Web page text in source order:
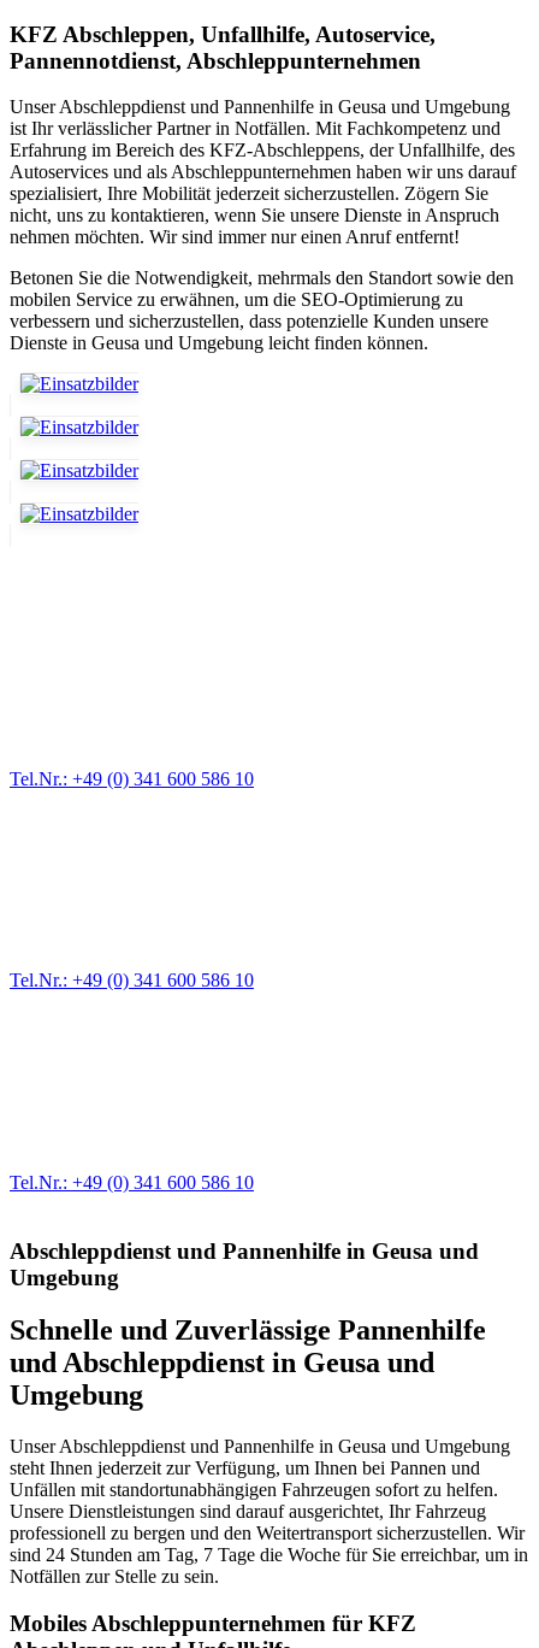
KFZ Abschleppen, Unfallhilfe, Autoservice,
Pannennotdienst, Abschleppunternehmen
Unser Abschleppdienst und Pannenhilfe in Geusa und Umgebung
ist Ihr verlässlicher Partner in Notfällen. Mit Fachkompetenz und
Erfahrung im Bereich des KFZ-Abschleppens, der Unfallhilfe, des
Autoservices und als Abschleppunternehmen haben wir uns darauf
spezialisiert, Ihre Mobilität jederzeit sicherzustellen. Zögern Sie
nicht, uns zu kontaktieren, wenn Sie unsere Dienste in Anspruch
nehmen möchten. Wir sind immer nur einen Anruf entfernt!
Betonen Sie die Notwendigkeit, mehrmals den Standort sowie den
mobilen Service zu erwähnen, um die SEO-Optimierung zu
verbessern und sicherzustellen, dass potenzielle Kunden unsere
Dienste in Geusa und Umgebung leicht finden können.
Tel.Nr.: +49 (0) 341 600 586 10
Tel.Nr.: +49 (0) 341 600 586 10
Tel.Nr.: +49 (0) 341 600 586 10
Abschleppdienst und Pannenhilfe in Geusa und
Umgebung
Schnelle und Zuverlässige Pannenhilfe
und Abschleppdienst in Geusa und
Umgebung
Unser Abschleppdienst und Pannenhilfe in Geusa und Umgebung
steht Ihnen jederzeit zur Verfügung, um Ihnen bei Pannen und
Unfällen mit standortunabhängigen Fahrzeugen sofort zu helfen.
Unsere Dienstleistungen sind darauf ausgerichtet, Ihr Fahrzeug
professionell zu bergen und den Weitertransport sicherzustellen. Wir
sind 24 Stunden am Tag, 7 Tage die Woche für Sie erreichbar, um in
Notfällen zur Stelle zu sein.
Mobiles Abschleppunternehmen für KFZ